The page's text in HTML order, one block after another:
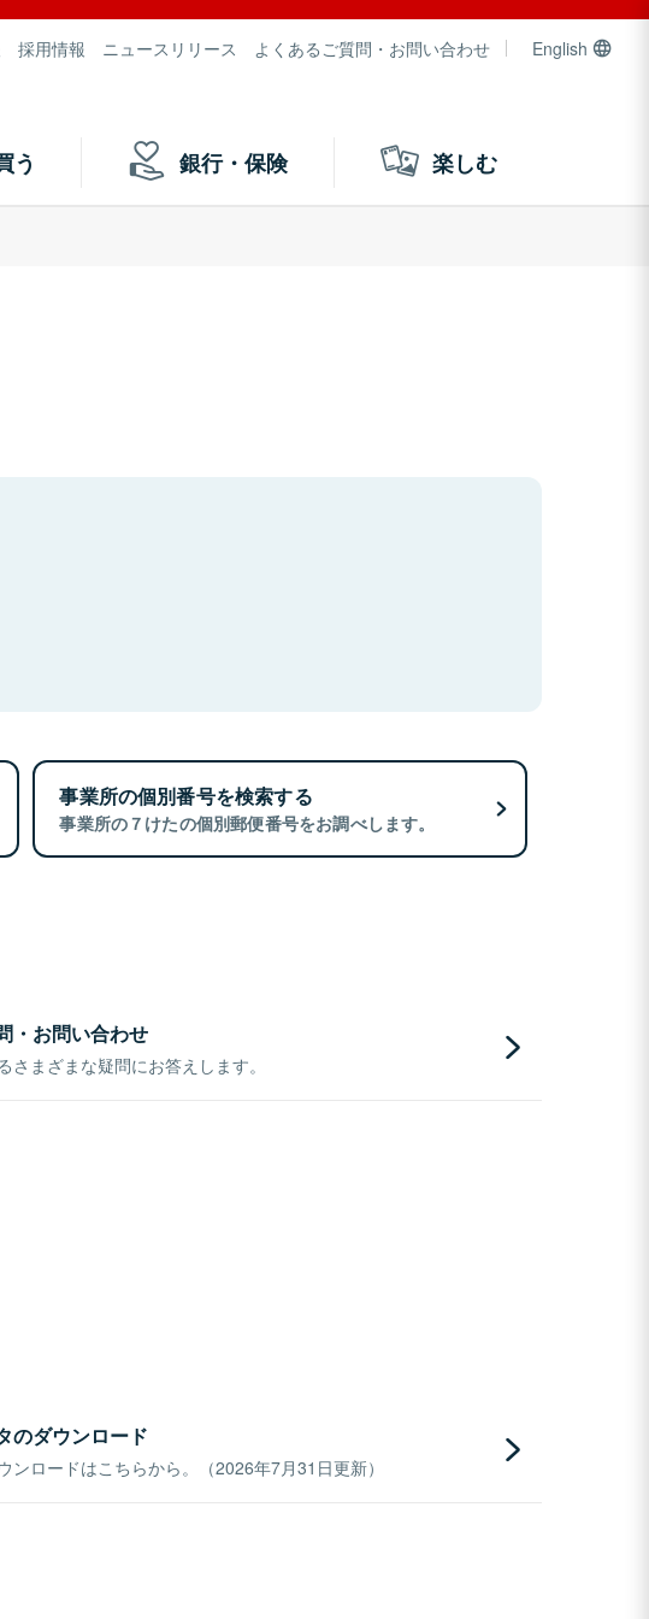
採用情報 ニュースリリース よくあるご質問・お問い合わせ English
う 銀行・保険 楽しむ
事業所の個別番号を検索する
事業所の７けたの個別郵便番号をお調べします。
・お問い合わせ
さまざまな疑問にお答えします。
のダウンロード
ンロードはこちらから。（2026年7月31日更新）